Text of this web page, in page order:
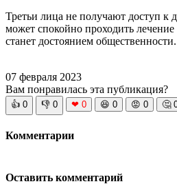
Третьи лица не получают доступ к
может спокойно проходить
станет достоянием общественности.
07 февраля 2023
Вам понравилась эта публикация?
👍 0 👎 0 ❤ 0 😆 0 😡 0 🤔
Комментарии
Оставить комментарий